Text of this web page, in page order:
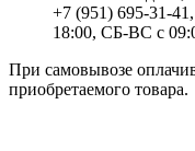
+7 (951) 695-31-
18:00, СБ-ВС с
При самовывозе
приобретаемого товара.